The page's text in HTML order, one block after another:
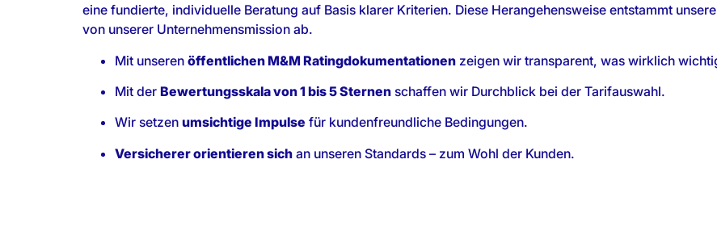
eine fundierte, individuelle Beratung auf Basis klarer Kriterien. Diese Herangehensweise entstammt
von unserer Unternehmensmission ab.
Mit unseren öffentlichen M&M Ratingdokumentationen zeigen wir transparent, was wirklich
Mit der Bewertungsskala von 1 bis 5 Sternen schaffen wir Durchblick bei der Tarifauswahl.
Wir setzen umsichtige Impulse für kundenfreundliche Bedingungen.
Versicherer orientieren sich an unseren Standards – zum Wohl der Kunden.